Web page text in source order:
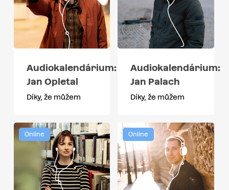
Audiokalendárium:
Jan Opletal
Díky, že můžem
Audiokalendárium:
Jan Palach
Díky, že můžem
Online Online